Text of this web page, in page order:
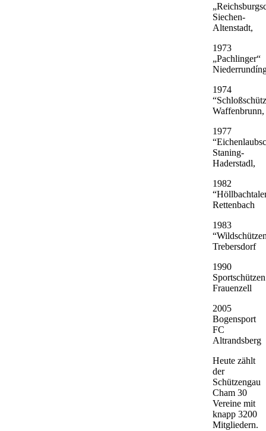
Siechen-
Altenstadt,
1973
„Pachlinger“
1974
Waffenbrunn,
1977
Staning-
Haderstadl,
1982
Rettenbach
1983
Trebersdorf
1990
Sportschützen
Frauenzell
2005
Bogensport
FC
Altrandsberg
Heute zählt
der
Schützengau
Cham 30
Vereine mit
knapp 3200
Mitgliedern.